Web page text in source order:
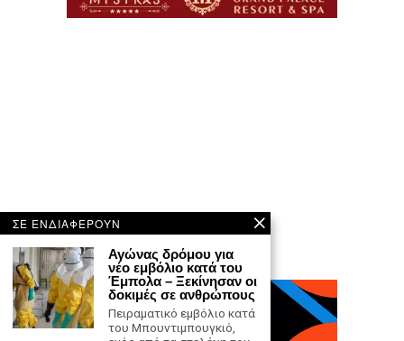
ΣΕ ΕΝΔΙΑΦΕΡΟΥΝ
Αγώνας δρόμου για
νέο εμβόλιο κατά του
Έμπολα – Ξεκίνησαν οι
δοκιμές σε ανθρώπους
Πειραματικό εμβόλιο κατά
του Μπουντιμπουγκιό,